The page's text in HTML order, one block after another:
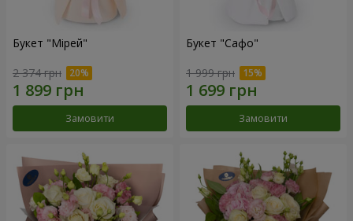
Букет "Мірей"
2 374 грн
Замовити
Букет "Сафо"
1 999 грн
Замовити